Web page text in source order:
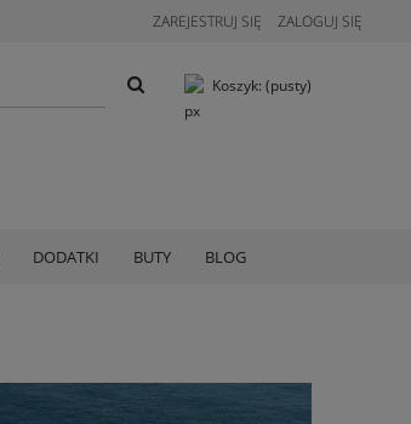
ZAREJESTRUJ SIĘ ZALOGUJ SIĘ
Koszyk: (pusty)
DODATKI BUTY BLOG